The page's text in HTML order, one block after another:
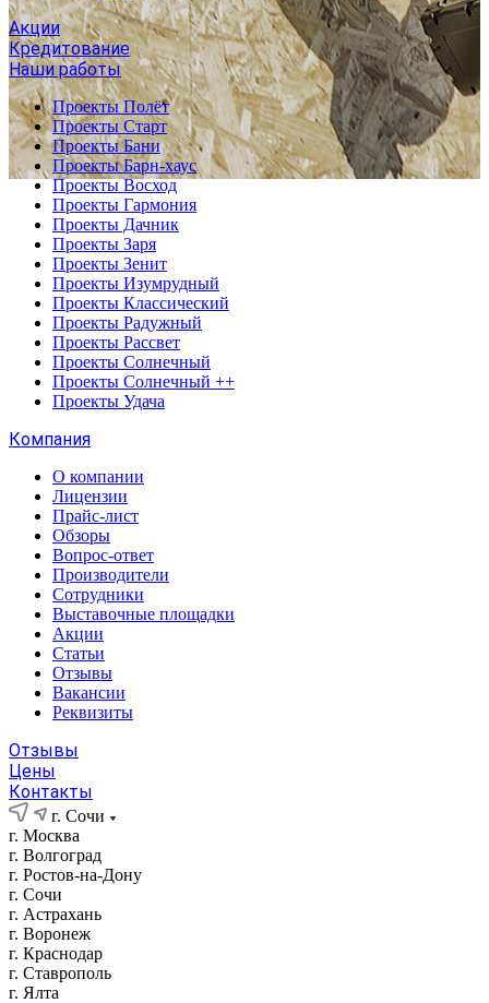
Акции
Кредитование
Наши работы
Проекты Полёт
Проекты Старт
Проекты Бани
Проекты Барн-хаус
Проекты Восход
Проекты Гармония
Проекты Дачник
Проекты Заря
Проекты Зенит
Проекты Изумрудный
Проекты Классический
Проекты Радужный
Проекты Рассвет
Проекты Солнечный
Проекты Солнечный ++
Проекты Удача
Компания
О компании
Лицензии
Прайс-лист
Обзоры
Вопрос-ответ
Производители
Сотрудники
Выставочные площадки
Акции
Статьи
Отзывы
Вакансии
Реквизиты
Отзывы
Цены
Контакты
г. Сочи
г. Москва
г. Волгоград
г. Ростов-на-Дону
г. Сочи
г. Астрахань
г. Воронеж
г. Краснодар
г. Ставрополь
г. Ялта